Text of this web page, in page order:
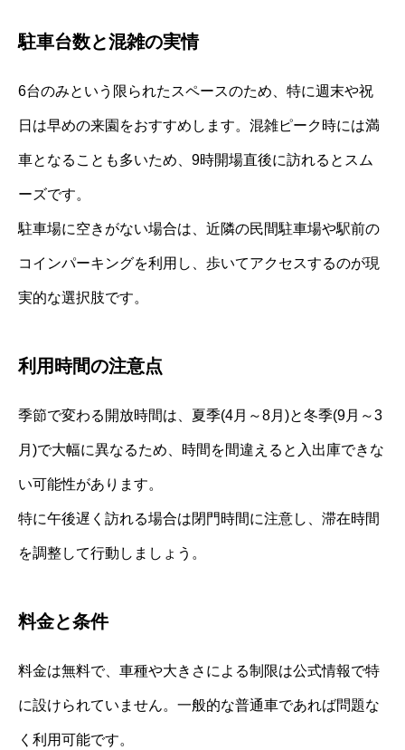
駐車台数と混雑の実情
6台のみという限られたスペースのため、特に週末や祝
日は早めの来園をおすすめします。混雑ピーク時には満
車となることも多いため、9時開場直後に訪れるとスム
ーズです。
駐車場に空きがない場合は、近隣の民間駐車場や駅前の
コインパーキングを利用し、歩いてアクセスするのが現
実的な選択肢です。
利用時間の注意点
季節で変わる開放時間は、夏季(4月～8月)と冬季(9月～3
月)で大幅に異なるため、時間を間違えると入出庫できな
い可能性があります。
特に午後遅く訪れる場合は閉門時間に注意し、滞在時間
を調整して行動しましょう。
料金と条件
料金は無料で、車種や大きさによる制限は公式情報で特
に設けられていません。一般的な普通車であれば問題な
く利用可能です。